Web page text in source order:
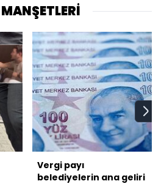
Vergi payı
belediyelerin ana geliri